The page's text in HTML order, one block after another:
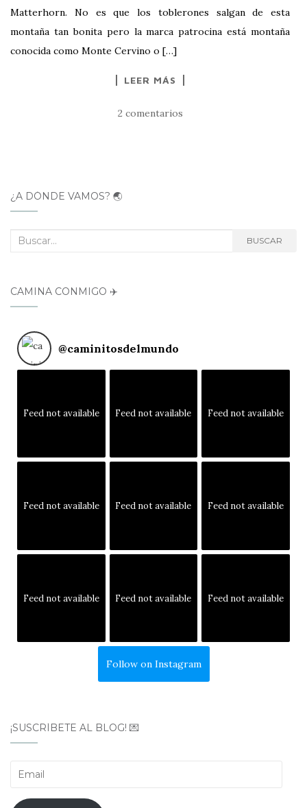
Matterhorn. No es que los toblerones salgan de esta
montaña tan bonita pero la marca patrocina está montaña
conocida como Monte Cervino o […]
LEER MÁS
2 comentarios
¿A DÓNDE VAMOS? 🌏
Buscar: BUSCAR
CAMINA CONMIGO ✈️
@caminitosdelmundo
Feed not available Feed not available Feed not available
Feed not available Feed not available Feed not available
Feed not available Feed not available Feed not available
Follow on Instagram
¡SUSCRÍBETE AL BLOG! 💌
Email